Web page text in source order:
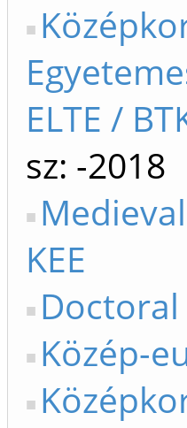
ELTE /
sz: -2018
KEE
Doctoral
Közép-